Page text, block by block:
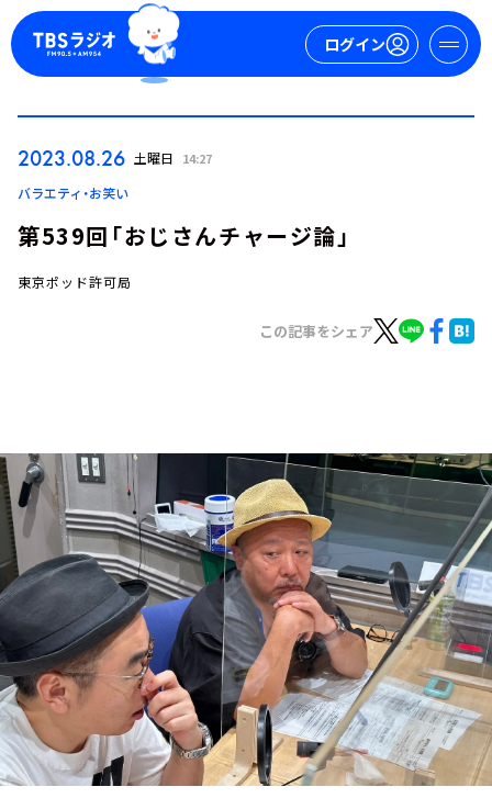
ログイン
ログイン
トピックス
TBS Podcast
お知らせ
イベント・グッズ
YouTube
会社情報
2023.08.26 土曜日 14:27
バラエティ・お笑い
第539回「おじさんチャージ論」
東京ポッド許可局
この記事をシェア